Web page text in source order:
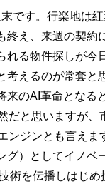
です。行楽地は
え、来週の契約
れる物件探しが今
えるのが常套と
のAI革命となる
だと思いますが、
ンジンとも言えま
グ）としてイノベ
術を伝播しはじめ